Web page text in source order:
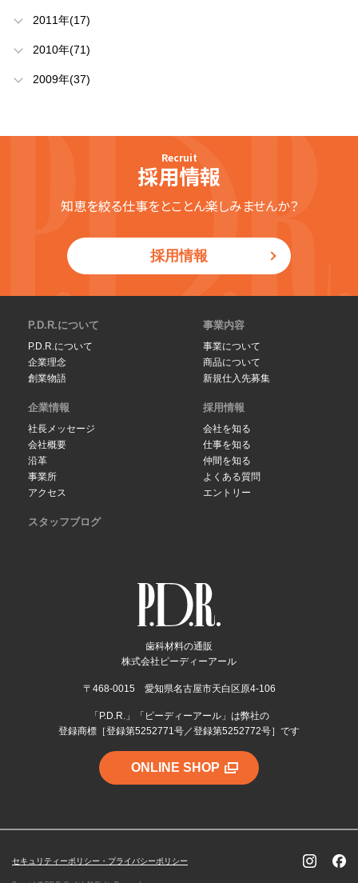
2011年(17)
2010年(71)
2009年(37)
Recruit
採用情報
知恵を絞る仕事をとことん楽しみませんか？
採用情報
歯科材料の通販
株式会社ピーディーアール
〒468-0015 愛知県名古屋市天白区原4-106
「P.D.R.」「ピーディーアール」は弊社の
登録商標［登録第5252771号／登録第5252772号］です
ONLINE SHOP
P.D.R.について
P.D.R.について
企業理念
創業物語
事業内容
事業について
商品について
新規仕入先募集
企業情報
社長メッセージ
会社概要
沿革
事業所
アクセス
採用情報
会社を知る
仕事を知る
仲間を知る
よくある質問
エントリー
スタッフブログ
セキュリティーポリシー・プライバシーポリシー